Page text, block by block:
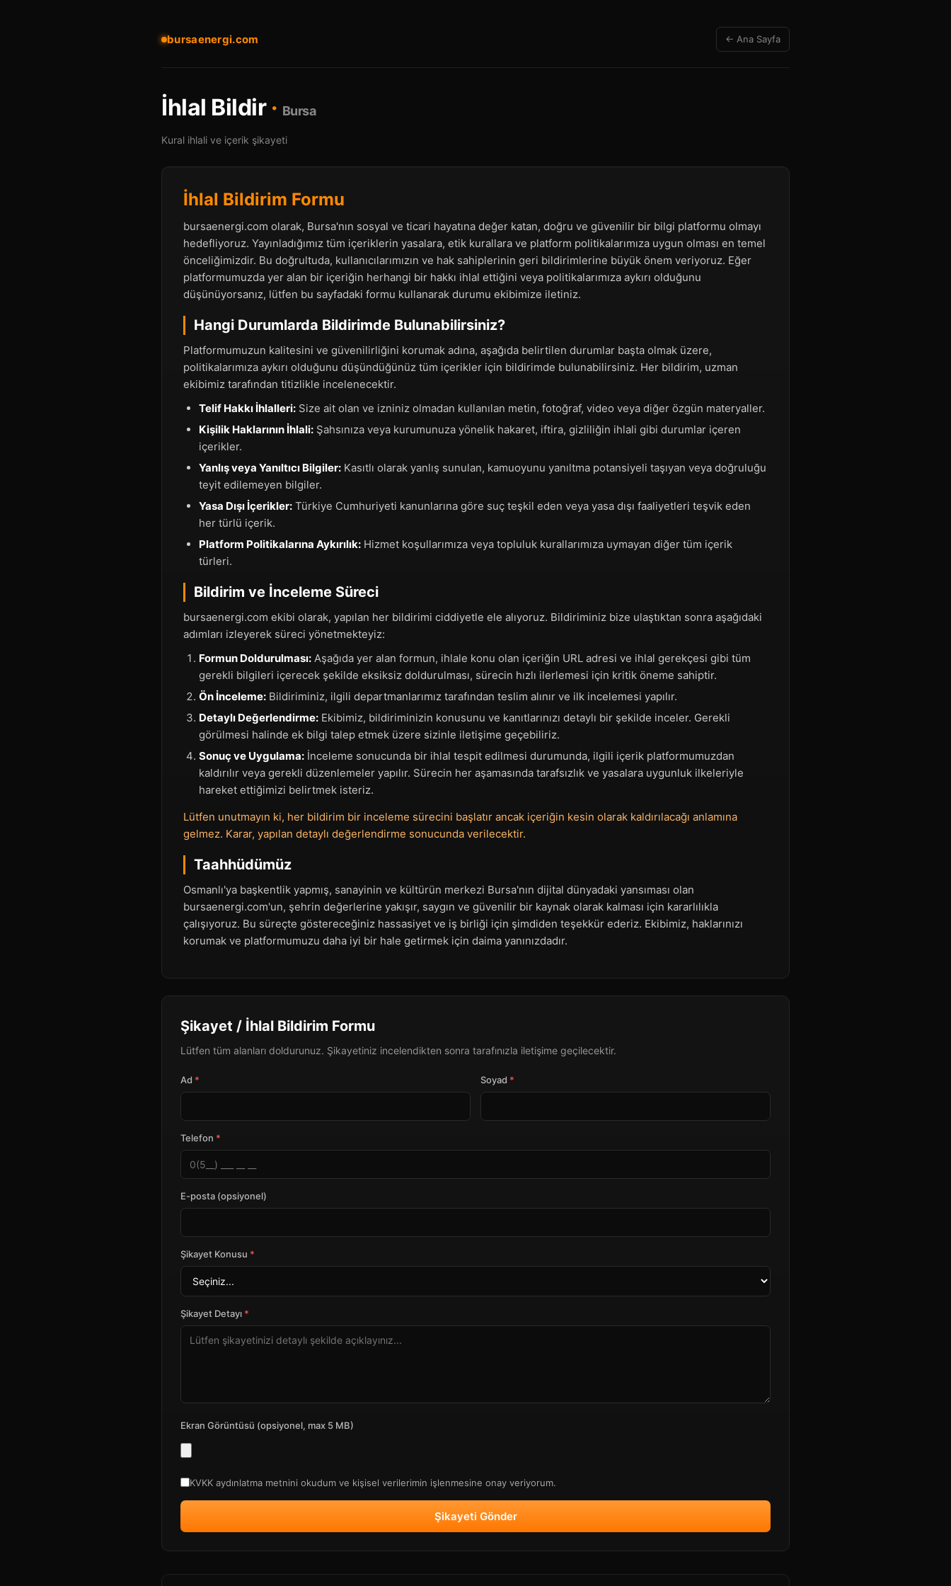
bursaenergi.com ← Ana Sayfa
İhlal Bildir · Bursa
Kural ihlali ve içerik şikayeti
İhlal Bildirim Formu
bursaenergi.com olarak, Bursa'nın sosyal ve ticari hayatına değer katan, doğru ve güvenilir bir bilgi platformu olmayı
hedefliyoruz. Yayınladığımız tüm içeriklerin yasalara, etik kurallara ve platform politikalarımıza uygun olması en temel
önceliğimizdir. Bu doğrultuda, kullanıcılarımızın ve hak sahiplerinin geri bildirimlerine büyük önem veriyoruz. Eğer
platformumuzda yer alan bir içeriğin herhangi bir hakkı ihlal ettiğini veya politikalarımıza aykırı olduğunu
düşünüyorsanız, lütfen bu sayfadaki formu kullanarak durumu ekibimize iletiniz.
Hangi Durumlarda Bildirimde Bulunabilirsiniz?
Platformumuzun kalitesini ve güvenilirliğini korumak adına, aşağıda belirtilen durumlar başta olmak üzere,
politikalarımıza aykırı olduğunu düşündüğünüz tüm içerikler için bildirimde bulunabilirsiniz. Her bildirim, uzman
ekibimiz tarafından titizlikle incelenecektir.
Telif Hakkı İhlalleri: Size ait olan ve izniniz olmadan kullanılan metin, fotoğraf, video veya diğer özgün materyaller.
Kişilik Haklarının İhlali: Şahsınıza veya kurumunuza yönelik hakaret, iftira, gizliliğin ihlali gibi durumlar içeren
içerikler.
Yanlış veya Yanıltıcı Bilgiler: Kasıtlı olarak yanlış sunulan, kamuoyunu yanıltma potansiyeli taşıyan veya doğruluğu
teyit edilemeyen bilgiler.
Yasa Dışı İçerikler: Türkiye Cumhuriyeti kanunlarına göre suç teşkil eden veya yasa dışı faaliyetleri teşvik eden
her türlü içerik.
Platform Politikalarına Aykırılık: Hizmet koşullarımıza veya topluluk kurallarımıza uymayan diğer tüm içerik
türleri.
Bildirim ve İnceleme Süreci
bursaenergi.com ekibi olarak, yapılan her bildirimi ciddiyetle ele alıyoruz. Bildiriminiz bize ulaştıktan sonra aşağıdaki
adımları izleyerek süreci yönetmekteyiz:
Formun Doldurulması: Aşağıda yer alan formun, ihlale konu olan içeriğin URL adresi ve ihlal gerekçesi gibi tüm
gerekli bilgileri içerecek şekilde eksiksiz doldurulması, sürecin hızlı ilerlemesi için kritik öneme sahiptir.
Ön İnceleme: Bildiriminiz, ilgili departmanlarımız tarafından teslim alınır ve ilk incelemesi yapılır.
Detaylı Değerlendirme: Ekibimiz, bildiriminizin konusunu ve kanıtlarınızı detaylı bir şekilde inceler. Gerekli
görülmesi halinde ek bilgi talep etmek üzere sizinle iletişime geçebiliriz.
Sonuç ve Uygulama: İnceleme sonucunda bir ihlal tespit edilmesi durumunda, ilgili içerik platformumuzdan
kaldırılır veya gerekli düzenlemeler yapılır. Sürecin her aşamasında tarafsızlık ve yasalara uygunluk ilkeleriyle
hareket ettiğimizi belirtmek isteriz.
Lütfen unutmayın ki, her bildirim bir inceleme sürecini başlatır ancak içeriğin kesin olarak kaldırılacağı anlamına
gelmez. Karar, yapılan detaylı değerlendirme sonucunda verilecektir.
Taahhüdümüz
Osmanlı'ya başkentlik yapmış, sanayinin ve kültürün merkezi Bursa'nın dijital dünyadaki yansıması olan
bursaenergi.com'un, şehrin değerlerine yakışır, saygın ve güvenilir bir kaynak olarak kalması için kararlılıkla
çalışıyoruz. Bu süreçte göstereceğiniz hassasiyet ve iş birliği için şimdiden teşekkür ederiz. Ekibimiz, haklarınızı
korumak ve platformumuzu daha iyi bir hale getirmek için daima yanınızdadır.
Şikayet / İhlal Bildirim Formu
Lütfen tüm alanları doldurunuz. Şikayetiniz incelendikten sonra tarafınızla iletişime geçilecektir.
Ad * Soyad *
Telefon *
E-posta (opsiyonel)
Şikayet Konusu *
Şikayet Detayı *
Ekran Görüntüsü (opsiyonel, max 5 MB)
KVKK aydınlatma metnini okudum ve kişisel verilerimin işlenmesine onay veriyorum.
Şikayeti Gönder